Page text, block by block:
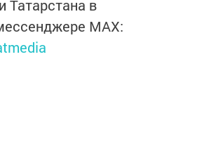
Татарстана в
MАХ: